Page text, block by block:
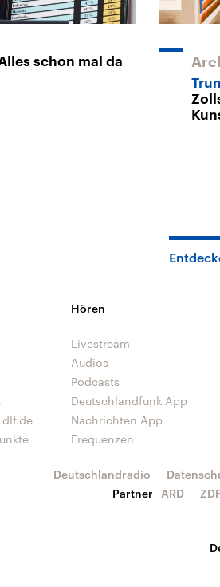
schon mal da
dlf.de
Hören
Livestream
Audios
Podcasts
Deutschlandfunk App
Nachrichten App
Frequenzen
Deutschlandradio
Partner
ARD